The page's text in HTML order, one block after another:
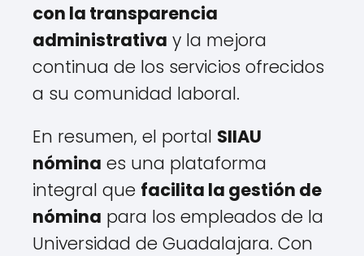
con la transparencia
administrativa y la mejora
continua de los servicios ofrecidos
a su comunidad laboral.
En resumen, el portal SIIAU
nómina es una plataforma
integral que facilita la gestión de
nómina para los empleados de la
Universidad de Guadalajara. Con